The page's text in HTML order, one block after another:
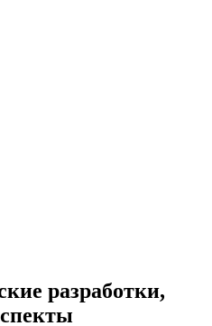
разработки,